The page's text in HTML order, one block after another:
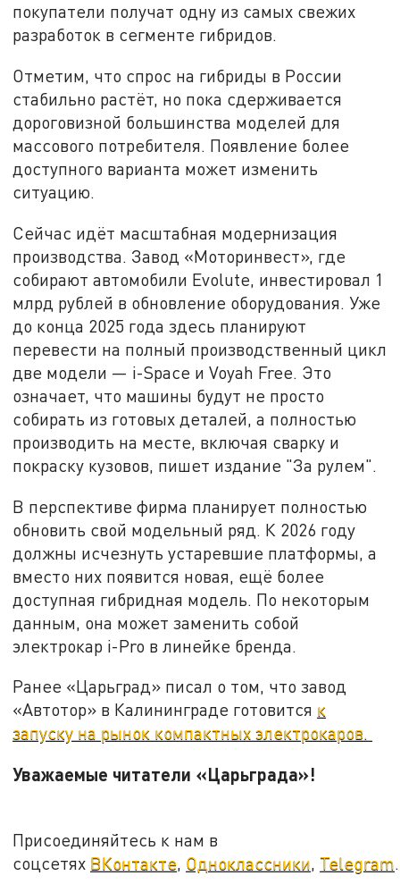
покупатели получат одну из самых свежих
разработок в сегменте гибридов.
Отметим, что спрос на гибриды в России
стабильно растёт, но пока сдерживается
дороговизной большинства моделей для
массового потребителя. Появление более
доступного варианта может изменить
ситуацию.
Сейчас идёт масштабная модернизация
производства. Завод «Моторинвест», где
собирают автомобили Evolute, инвестировал 1
млрд рублей в обновление оборудования. Уже
до конца 2025 года здесь планируют
перевести на полный производственный цикл
две модели — i-Space и Voyah Free. Это
означает, что машины будут не просто
собирать из готовых деталей, а полностью
производить на месте, включая сварку и
покраску кузовов, пишет издание "За рулем".
В перспективе фирма планирует полностью
обновить свой модельный ряд. К 2026 году
должны исчезнуть устаревшие платформы, а
вместо них появится новая, ещё более
доступная гибридная модель. По некоторым
данным, она может заменить собой
электрокар i-Pro в линейке бренда.
Ранее «Царьград» писал о том, что завод
«Автотор» в Калининграде готовится к
запуску на рынок компактных электрокаров.
Уважаемые читатели «Царьграда»!
Присоединяйтесь к нам в
соцсетях ВКонтакте Одноклассники Telegram